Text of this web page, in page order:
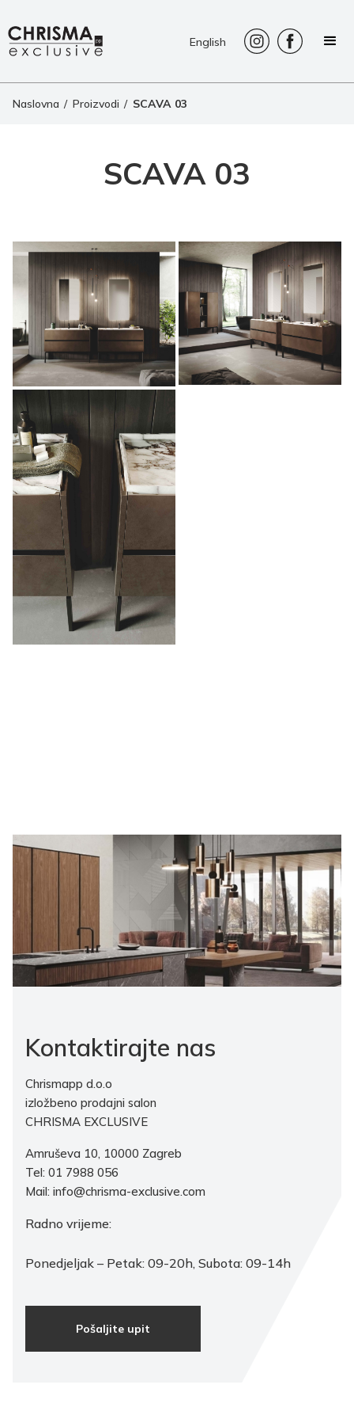
English
Naslovna / Proizvodi / SCAVA 03
SCAVA 03
Kontaktirajte nas
Chrismapp d.o.o
izložbeno prodajni salon
CHRISMA EXCLUSIVE
Amruševa 10, 10000 Zagreb
Tel: 01 7988 056
Mail: info@chrisma-exclusive.com
Radno vrijeme:
Ponedjeljak – Petak: 09-20h, Subota: 09-14h
Pošaljite upit